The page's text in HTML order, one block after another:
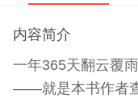
内容简介
一年365天翻云覆
——就是本书作者